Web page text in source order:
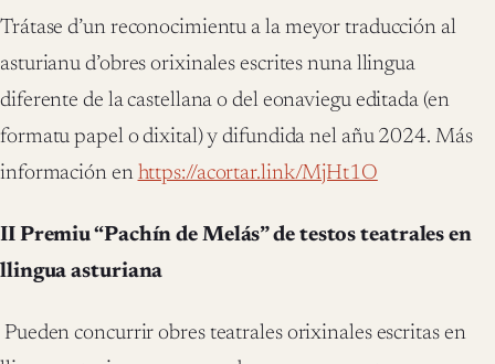
Trátase d’un reconocimientu a la meyor traducción al
asturianu d’obres orixinales escrites nuna llingua
diferente de la castellana o del eonaviegu editada (en
formatu papel o dixital) y difundida nel añu 2024. Más
información en https://acortar.link/MjHt1O
II Premiu “Pachín de Melás” de testos teatrales en
llingua asturiana
Pueden concurrir obres teatrales orixinales escritas en